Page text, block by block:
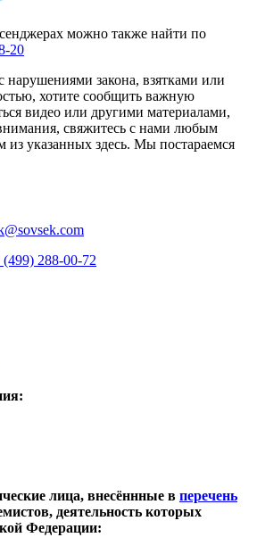
можно также найти по
20
нарушениями закона, взятками или
хотите сообщить важную
видео или другими материалами,
свяжитесь с нами любым
из указанных здесь. Мы постараемся
(499) 288-00-72
лица, внесённные в перечень
деятельность которых
Федерации: